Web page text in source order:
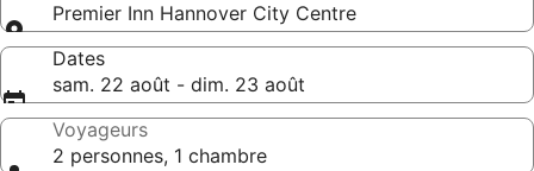
Premier Inn Hannover City Centre
Dates
sam. 22 août - dim. 23 août
Voyageurs
2 personnes, 1 chambre